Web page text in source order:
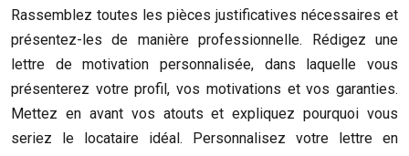
Rassemblez toutes les pièces justificatives nécessaires et
présentez-les de manière professionnelle. Rédigez une
lettre de motivation personnalisée, dans laquelle vous
présenterez votre profil, vos motivations et vos garanties.
Mettez en avant vos atouts et expliquez pourquoi vous
seriez le locataire idéal. Personnalisez votre lettre en